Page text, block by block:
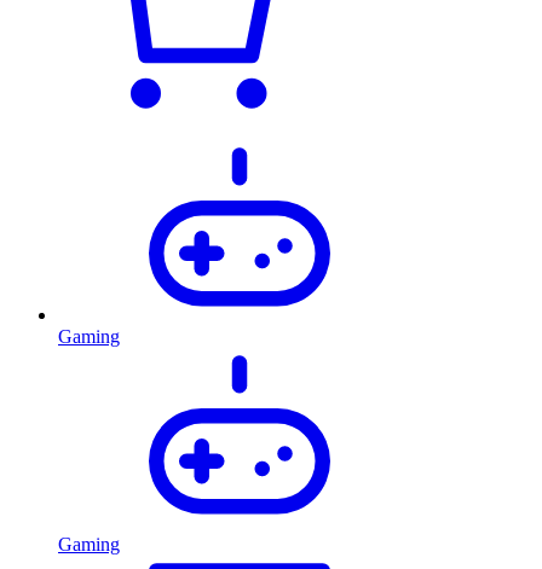
Gaming
Gaming